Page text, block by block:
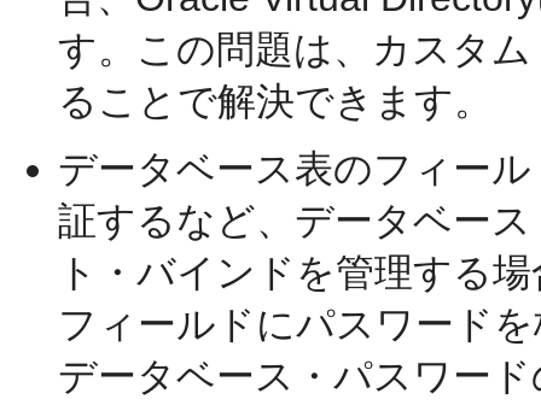
す。この問題は、カスタ
ることで解決できます。
データベース表のフィー
証するなど、データベー
ト・バインドを管理する
フィールドにパスワード
データベース・パスワー